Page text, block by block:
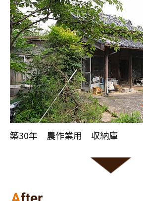
リフォームにかかる費用
メディア紹介
介護保険適用の住宅改修について
会社概要
政府や行政への登録情報
店舗情報
スタッフ紹介
職人募集
お問い合わせ
築30年 農作業用 収納庫